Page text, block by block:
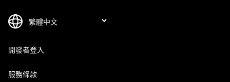
開發者登入
服務條款